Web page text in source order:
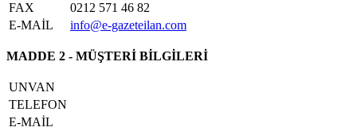
FAX
0212 571 46 82
E-MAİL
info@e-gazeteilan.com
MADDE 2 - MÜŞTERİ BİLGİLERİ
UNVAN
TELEFON
E-MAİL